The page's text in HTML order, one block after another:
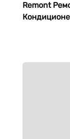
enjamlar
Remont